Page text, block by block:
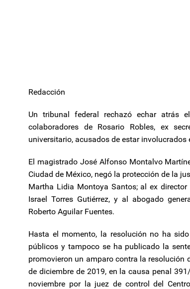
Redacción
Un tribunal federal rechazó echar atrás
colaboradores de Rosario Robles, ex
universitario, acusados de estar
El magistrado José Alfonso Montalvo
Ciudad de México, negó la protección de la
Martha Lidia Montoya Santos; al ex
Israel Torres Gutiérrez, y al abogado
Roberto Aguilar Fuentes.
Hasta el momento, la resolución no ha
públicos y tampoco se ha publicado la
promovieron un amparo contra la resolución
de diciembre de 2019, en la causa penal
noviembre por la juez de control del